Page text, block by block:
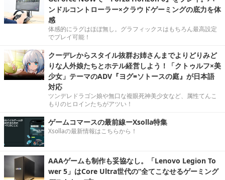
ンドルコントローラー×クラウドゲーミングの底力を体
感
体感的にラグはほぼ無し。グラフィックスはもちろん最高設定
でプレイ可能！
クーデレからスタイル抜群お姉さんまでよりどりみど
りな人外娘たちとホテル経営しよう！「クトゥルフ×美
少女」テーマのADV『ヨグ=ソトースの庭』が日本語
対応
ツンデレドラゴン娘や無口な複眼死神美少女など、属性てんこ
もりのヒロインたちがアツい！
ゲームコマースの最前線ーXsolla特集
Xsollaの最新情報はこちらから！
AAAゲームも制作も妥協なし。「Lenovo Legion To
wer 5」はCore Ultra世代の“全てこなせるゲーミング